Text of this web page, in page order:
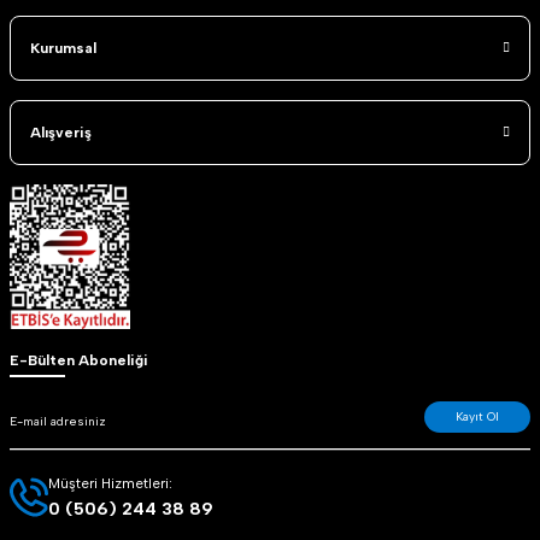
Kurumsal
Alışveriş
E-Bülten Aboneliği
Kayıt Ol
Müşteri Hizmetleri:
0 (506) 244 38 89